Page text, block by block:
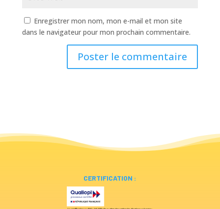
Enregistrer mon nom, mon e-mail et mon site
dans le navigateur pour mon prochain commentaire.
CERTIFICATION :